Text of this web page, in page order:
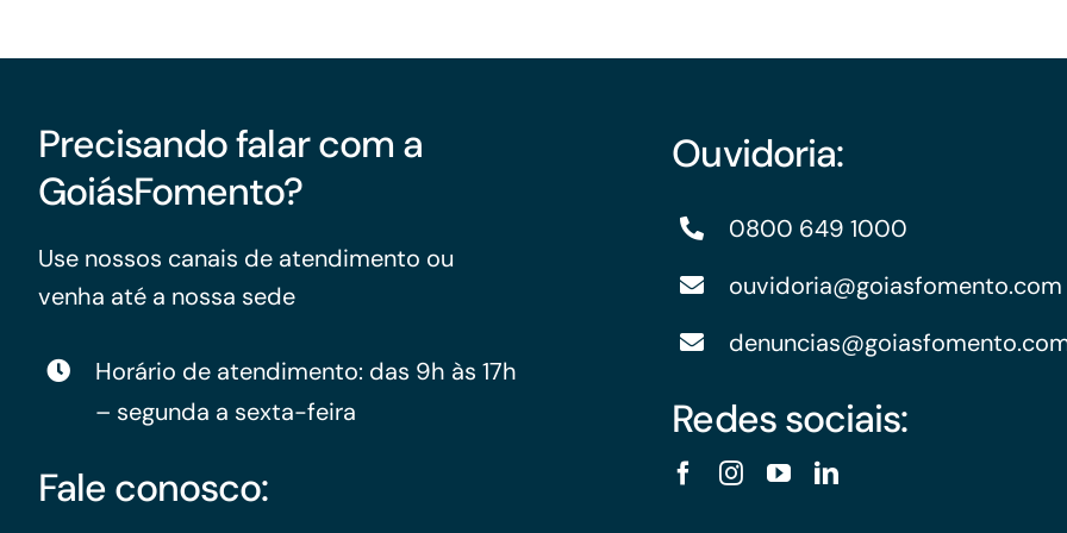
Precisando falar com a
GoiásFomento?
Use nossos canais de atendimento ou
venha até a nossa sede
Horário de atendimento: das 9h às 17h
– segunda a sexta-feira
Fale conosco:
Ouvidoria:
0800 649 1000
ouvidoria@goiasfomento.com
Redes sociais: